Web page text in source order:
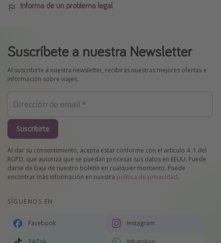
Informa de un problema legal
Suscríbete a nuestra Newsletter
Al suscribirte a nuestra newsletter, recibirás nuestras mejores ofertas e
información sobre viajes.
Suscribirte
Al dar su consentimiento, acepta estar conforme con el artículo 4. 1.del
RGPD, que autoriza que se puedan procesar sus datos en EEUU. Puede
darse de baja de nuestro boletín en cualquier momento. Puede
encontrar más información en nuestra política de privacidad.
SÍGUENOS EN
Facebook Instagram